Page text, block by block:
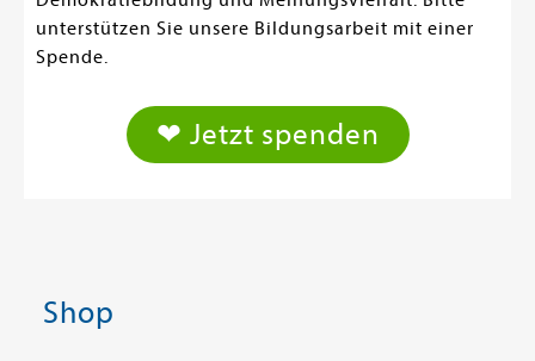
unterstützen Sie unsere Bildungsarbeit mit einer
Spende.
❤ Jetzt spenden
Shop